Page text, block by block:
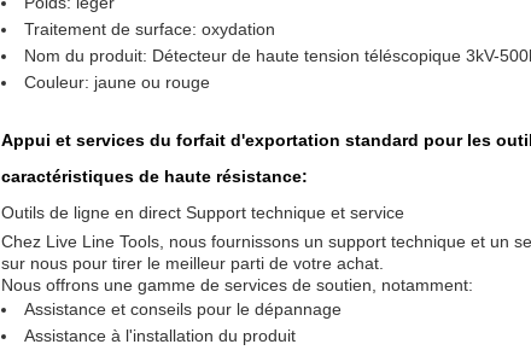
Traitement de surface: oxydation
Nom du produit: Détecteur de haute tension téléscopique 3kV-
Couleur: jaune ou rouge
Appui et services du forfait d'exportation standard pour les
caractéristiques de haute résistance:
Outils de ligne en direct Support technique et service
Chez Live Line Tools, nous fournissons un support technique et un
sur nous pour tirer le meilleur parti de votre achat.
Nous offrons une gamme de services de soutien, notamment:
Assistance et conseils pour le dépannage
Assistance à l'installation du produit